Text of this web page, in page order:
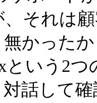
それは
かった
という2
話して